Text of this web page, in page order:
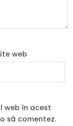
web
web în acest
să comentez.